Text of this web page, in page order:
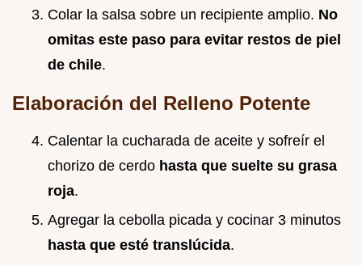
Colar la salsa sobre un recipiente amplio. No
omitas este paso para evitar restos de piel
de chile.
Elaboración del Relleno Potente
Calentar la cucharada de aceite y sofreír el
chorizo de cerdo hasta que suelte su grasa
roja.
Agregar la cebolla picada y cocinar 3 minutos
hasta que esté translúcida.